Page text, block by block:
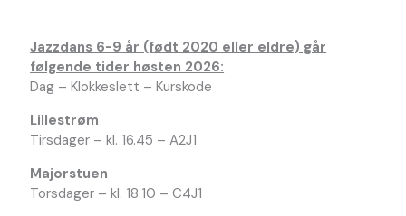
Jazzdans 6-9 år (født 2020 eller eldre) går
følgende tider høsten 2026:
Dag – Klokkeslett – Kurskode
Lillestrøm
Tirsdager – kl. 16.45 – A2J1
Majorstuen
Torsdager – kl. 18.10 – C4J1